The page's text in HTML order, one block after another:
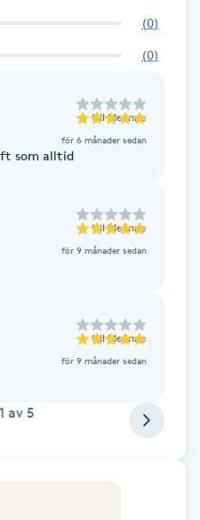
(0)
(0)
till Melinne
för 6 månader sedan
som alltid
till Melinne
för 9 månader sedan
till Melinne
för 9 månader sedan
1 av 5